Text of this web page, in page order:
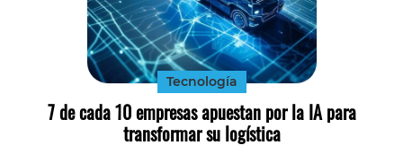
Tecnología
7 de cada 10 empresas apuestan por la IA para
transformar su logística